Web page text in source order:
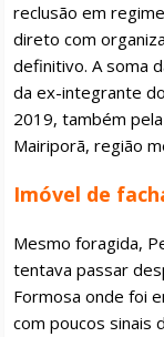
reclusão em
direto com
definitivo. A soma
da ex-integrante
2019, também
Mairiporã, região
Imóvel de
Mesmo foragida,
tentava passar
Formosa onde foi
com poucos sinais